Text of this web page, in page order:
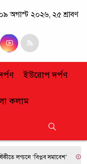
অগাস্ট ২০২৬, ২৫ শ্রাবণ
ইউরোপ দর্পণ
কলাম
‘বিপ্লব সমাবেশ’ ফ্রান্সে